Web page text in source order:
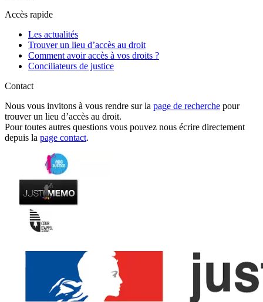
Accès rapide
Les actualités
Trouver un lieu d’accès au droit
Comment avoir accès à vos droits ?
Conciliateurs de justice
Contact
Nous vous invitons à vous rendre sur la page de recherche pour
trouver un lieu d’accès au droit.
Pour toutes autres questions vous pouvez nous écrire directement
depuis la page contact.